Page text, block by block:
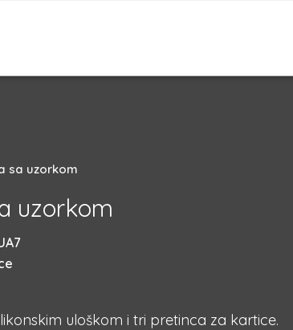
sa uzorkom
uzorkom
uloškom i tri pretinca za kartice.